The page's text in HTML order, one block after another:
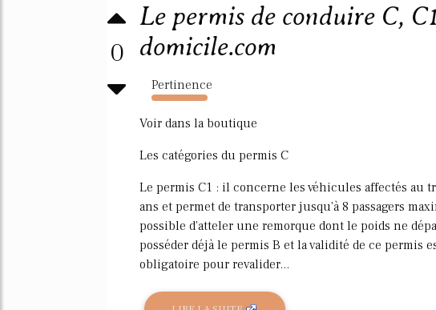
0
Le permis de conduire C,
domicile.com
Pertinence
401%
Voir dans la boutique
Les catégories du permis C
Le permis C1 : il concerne les véhicules affectés au
ans et permet de transporter jusqu'à 8 passagers
possible d'atteler une remorque dont le poids ne
posséder déjà le permis B et la validité de ce permis
obligatoire pour revalider...